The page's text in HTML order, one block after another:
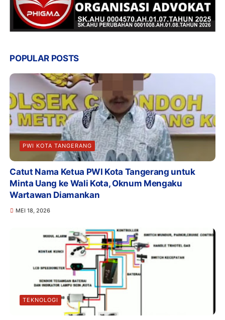
POPULAR POSTS
PWI KOTA TANGERANG
Catut Nama Ketua PWI Kota Tangerang untuk
Minta Uang ke Wali Kota, Oknum Mengaku
Wartawan Diamankan
MEI 18, 2026
TEKNOLOGI